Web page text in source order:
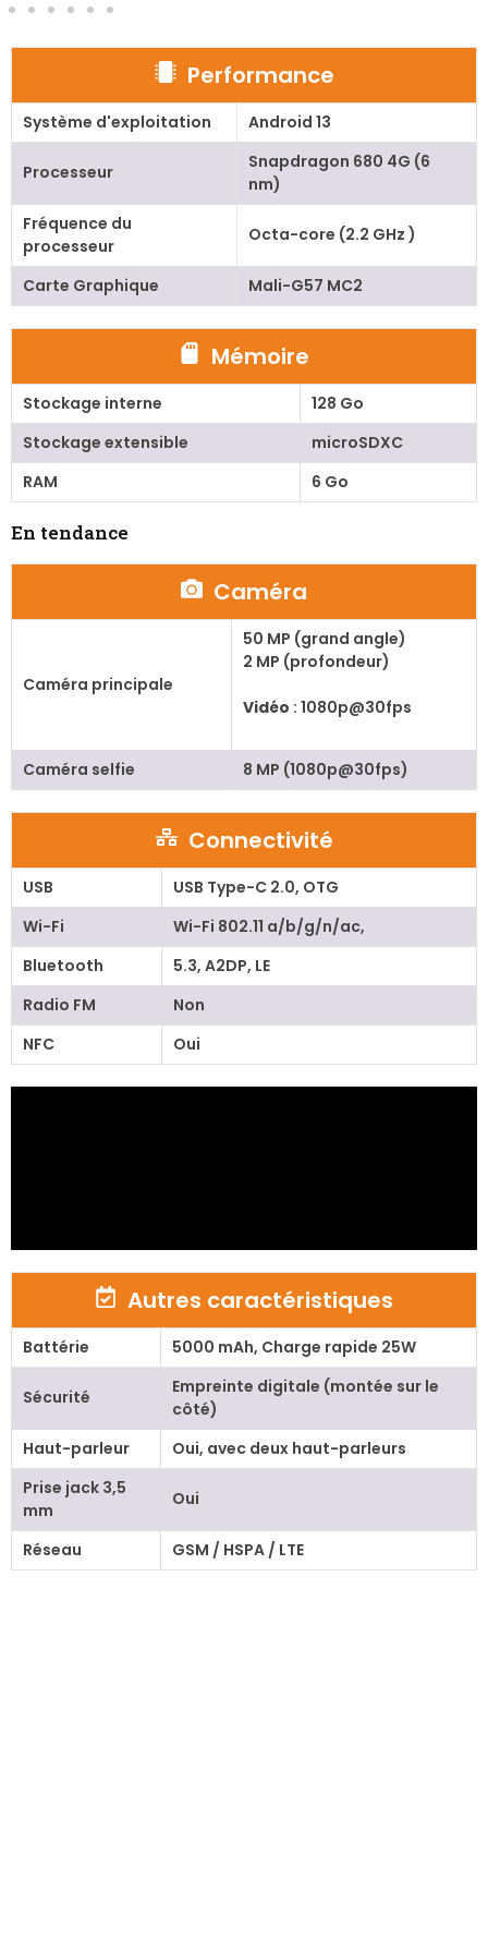
Performance
Système d'exploitation Android 13
Processeur
Snapdragon 680 4G (6
nm)
Fréquence du
processeur
Octa-core (2.2 GHz )
Carte Graphique Mali-G57 MC2
Mémoire
Stockage interne
128 Go
Stockage extensible
microSDXC
RAM
6 Go
En tendance
Caméra
Caméra principale
50 MP (grand angle)
2 MP (profondeur)
Vidéo : 1080p@30fps
Caméra selfie 8 MP (1080p@30fps)
Connectivité
USB
USB Type-C 2.0, OTG
Wi-Fi
Wi-Fi 802.11 a/b/g/n/ac,
Bluetooth
5.3, A2DP, LE
Radio FM
Non
NFC
Oui
Autres caractéristiques
Battérie 5000 mAh, Charge rapide 25W
Sécurité
Empreinte digitale (montée sur le
côté)
Haut-parleur
Oui, avec deux haut-parleurs
Prise jack 3,5
mm
Oui
Réseau GSM / HSPA / LTE